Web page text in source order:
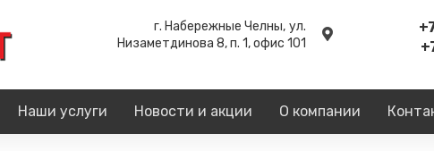
г. Набережные Челны, ул.
Низаметдинова 8, п. 1, офис 101
Наши услуги Новости и акции О компании